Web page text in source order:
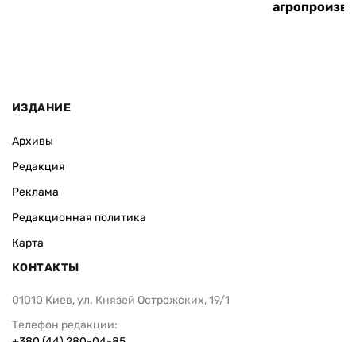
ИЗДАНИЕ
Архивы
Редакция
Реклама
Редакционная политика
Карта
КОНТАКТЫ
01010 Киев, ул. Князей Острожских, 19/1
Телефон редакции: